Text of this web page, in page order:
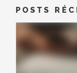
POSTS